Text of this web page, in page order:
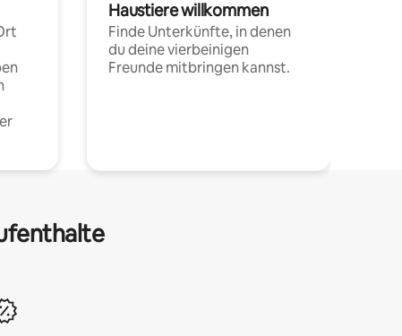
Haustiere willkommen
Finde Unterkünfte, in denen
du deine vierbeinigen
Freunde mitbringen kannst.